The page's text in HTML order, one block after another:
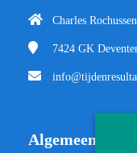
Charles
7424 GK
Algemeen